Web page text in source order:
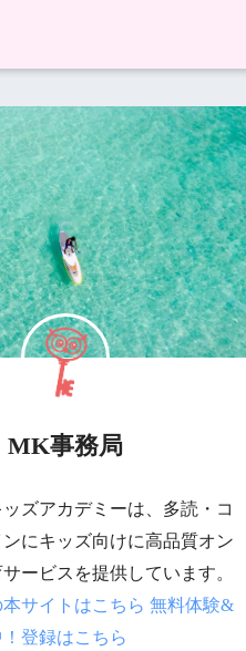
MK事務局
ズアカデミーは、多読・コ
にキッズ向けに高品質オン
ービスを提供しています。
サイトはこちら 無料体験&
登録はこちら